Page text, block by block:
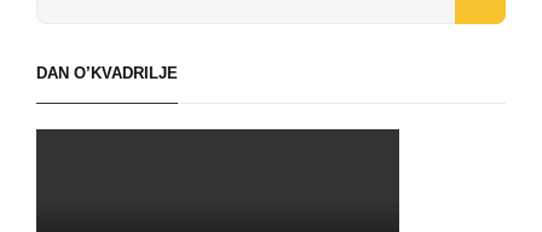
DAN O’KVADRILJE